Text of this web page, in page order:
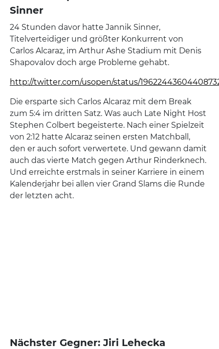
Sinner
24 Stunden davor hatte Jannik Sinner,
Titelverteidiger und größter Konkurrent von
Carlos Alcaraz, im Arthur Ashe Stadium mit Denis
Shapovalov doch arge Probleme gehabt.
http://twitter.com/usopen/status/
Die ersparte sich Carlos Alcaraz mit dem Break
zum 5:4 im dritten Satz. Was auch Late Night Host
Stephen Colbert begeisterte. Nach einer Spielzeit
von 2:12 hatte Alcaraz seinen ersten Matchball,
den er auch sofort verwertete. Und gewann damit
auch das vierte Match gegen Arthur Rinderknech.
Und erreichte erstmals in seiner Karriere in einem
Kalenderjahr bei allen vier Grand Slams die Runde
der letzten acht.
Nächster Gegner: Jiri Lehecka